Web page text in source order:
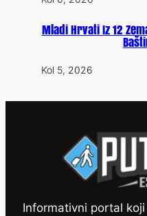
Mladi Hrvati Iz 12
Kol 5, 2026
Informativni portal